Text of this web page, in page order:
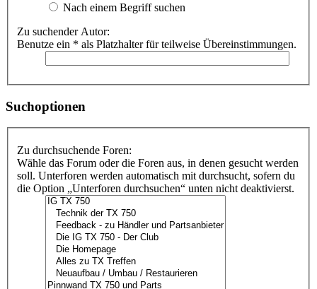
Nach einem Begriff suchen
Zu suchender Autor:
Benutze ein * als Platzhalter für teilweise Übereinstimmungen.
Suchoptionen
Zu durchsuchende Foren:
Wähle das Forum oder die Foren aus, in denen gesucht werden
soll. Unterforen werden automatisch mit durchsucht, sofern du
die Option „Unterforen durchsuchen“ unten nicht deaktivierst.